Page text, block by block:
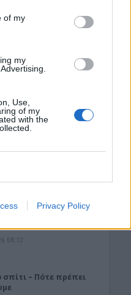
of my
my
Use,
of my
with the
Privacy Policy
08:20
08:17
γούνινο καπέλο
καλοκαίρι!
του Σαββάτου 8
08:12
– Πότε πρέπει